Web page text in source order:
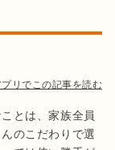
プリでこの記事を読む
とは、家族全員
のこだわりで選